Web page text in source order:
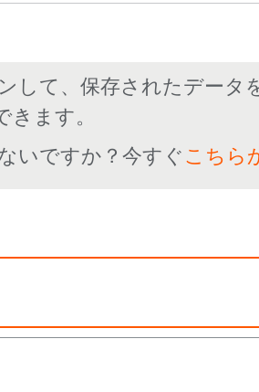
して、保存されたデータ
ます。
いですか？今すぐ こちら